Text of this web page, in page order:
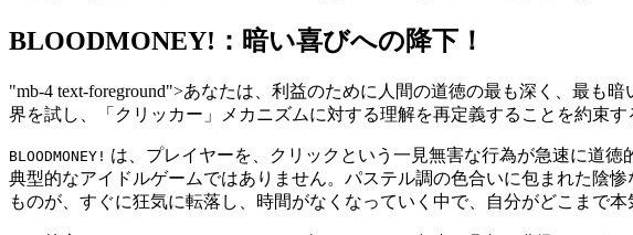
BLOODMONEY!：暗い喜びへの降下！
"mb-4 text-foreground">あなたは、利益のために人間の道徳の最も深く、最も
界を試し、「クリッカー」メカニズムに対する理解を再定義することを約束す
BLOODMONEY! は、プレイヤーを、クリックという一見無害な行為が急速に道
典型的なアイドルゲームではありません。パステル調の色合いに包まれた陰
ものが、すぐに狂気に転落し、時間がなくなっていく中で、自分がどこまで本